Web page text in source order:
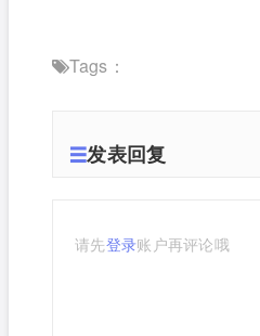
Tags：
发表回复
请先登录账户再评论哦